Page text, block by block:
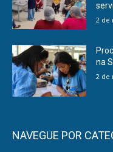
2 de
na
2 de
NAVEGUE POR